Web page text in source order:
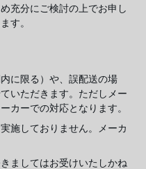
充分にご検討の上でお申し
す。
に限る）や、誤配送の場
いただきます。ただしメー
カーでの対応となります。
施しておりません。メーカ
ましてはお受けいたしかね